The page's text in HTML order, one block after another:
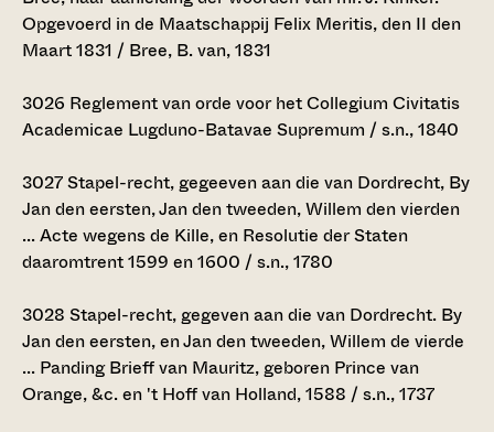
Opgevoerd in de Maatschappij Felix Meritis, den II den
Maart 1831 / Bree, B. van, 1831
3026 Reglement van orde voor het Collegium Civitatis
Academicae Lugduno-Batavae Supremum / s.n., 1840
3027Stapel-recht, gegeeven aan die van Dordrecht, By
Jan den eersten, Jan den tweeden, Willem den vierden
... Acte wegens de Kille, en Resolutie der Staten
daaromtrent 1599 en 1600 / s.n., 1780
3028 Stapel-recht, gegeven aan die van Dordrecht. By
Jan den eersten, en Jan den tweeden, Willem de vierde
... Panding Brieff van Mauritz, geboren Prince van
Orange, &c. en 't Hoff van Holland, 1588 / s.n., 1737